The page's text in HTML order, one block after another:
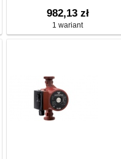
982,13 zł
1 wariant